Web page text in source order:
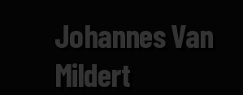
Johannes Van
Mildert